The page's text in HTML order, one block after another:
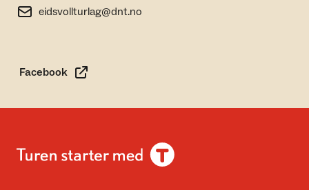
eidsvollturlag@dnt.no
Facebook